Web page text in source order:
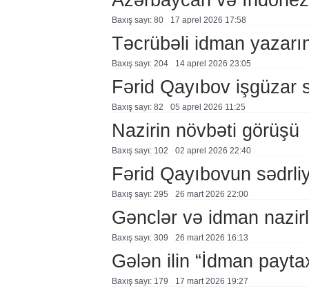
Baxış sayı: 80 17 aprel 2026 17:58
Təcrübəli idman
Baxış sayı: 204 14 aprel 2026 23:05
Fərid Qayıbov işgüzar
Baxış sayı: 82 05 aprel 2026 11:25
Nazirin növbəti görüşü
Baxış sayı: 102 02 aprel 2026 22:40
Fərid Qayıbovun
Baxış sayı: 295 26 mart 2026 22:00
Gənclər və idman
Baxış sayı: 309 26 mart 2026 16:13
Gələn ilin “İdman
Baxış sayı: 179 17 mart 2026 19:27